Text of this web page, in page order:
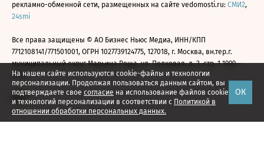
На нашем сайте используются cookie-файлы и технологии
персонализации. Продолжая пользоваться данным сайтом, вы
подтверждаете свое согласие на использование файлов cookie
и технологий персонализации в соответствии с Политикой в
отношении обработки персональных данных.
ОК
рекламно-обменной сети, размещенных на сайте vedomosti.ru: СМИ2,
24smi
Все права защищены © АО Бизнес Ньюс Медиа, ИНН/КПП
7712108141/771501001, ОГРН 1027739124775, 127018, г. Москва, вн.тер.г.
муниципальный округ Марьина Роща, ул. Полковая, д. 3, стр. 1 1999—
2026